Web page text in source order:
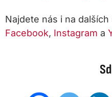
Najdete nás i na
Facebook, Instagram a